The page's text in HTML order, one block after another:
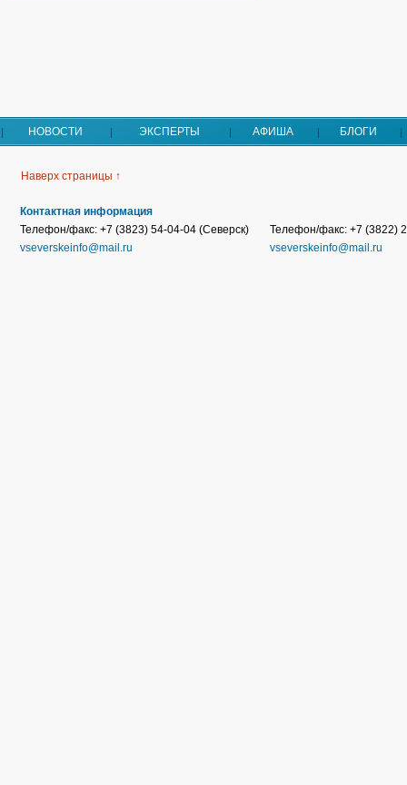
НОВОСТИ ЭКСПЕРТЫ АФИША БЛОГИ
Наверх страницы ↑
Контактная информация
Телефон/факс: +7 (3823) 54-04-04 (Северск)
vseverskeinfo@mail.ru
Телефон/факс: +7 (3822)
vseverskeinfo@mail.ru